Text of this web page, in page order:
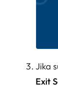
Jika
Exit